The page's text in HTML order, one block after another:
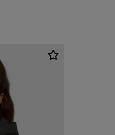
29,99 EUR